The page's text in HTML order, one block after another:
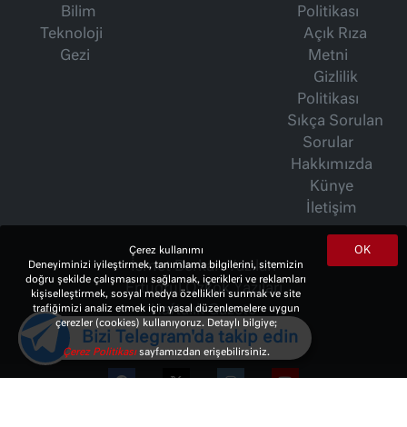
Bilim
Teknoloji
Gezi
Politikası
Açık Rıza
Metni
Gizlilik
Politikası
Sıkça Sorulan
Sorular
Hakkımızda
Künye
İletişim
İsmet Berkan Yazıları
Ertuğrul Özkök Yazıları
Haftalık Gazete
OK
Çerez kullanımı
Deneyiminizi iyileştirmek, tanımlama bilgilerini, sitemizin
doğru şekilde çalışmasını sağlamak, içerikleri ve reklamları
kişiselleştirmek, sosyal medya özellikleri sunmak ve site
trafiğimizi analiz etmek için yasal düzenlemelere uygun
çerezler (cookies) kullanıyoruz. Detaylı bilgiye;
Çerez Politikasısayfamızdan erişebilirsiniz.
Bizi Telegram'da takip edin